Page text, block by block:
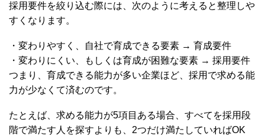
採用要件を絞り込む際には、次のように考えると整理しや
すくなります。
・変わりやすく、自社で育成できる要素 → 育成要件
・変わりにくい、もしくは育成が困難な要素 → 採用要件
つまり、育成できる能力が多い企業ほど、採用で求める能
力が少なくて済むのです。
たとえば、求める能力が5項目ある場合、すべてを採用段
階で満たす人を探すよりも、2つだけ満たしていればOK